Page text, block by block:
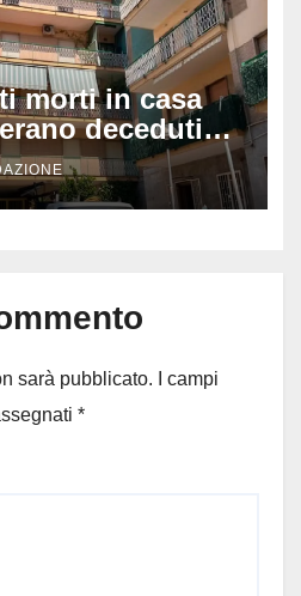
morti in casa
deceduti
tra le ipotesi
sarà pubblicato.
I campi
*